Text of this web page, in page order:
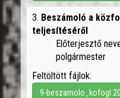
3. Beszámoló a
teljesítéséről
Előterjesztő
polgármester
Feltöltött fájlok:
9-